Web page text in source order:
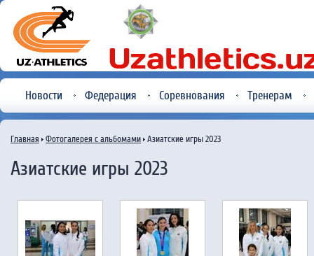
Новости Федерация Соревнования Тренерам
Главная Фотогалерея с альбомами Азиатские игры 2023
Азиатские игры 2023